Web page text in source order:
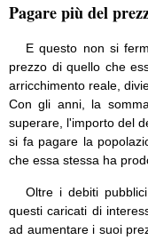
Pagare più del
E questo non si
prezzo di quello che
arricchimento reale,
Con gli anni, la
superare, l'importo del
si fa pagare la
che essa stessa ha
Oltre i debiti
questi caricati di
ad aumentare i suoi